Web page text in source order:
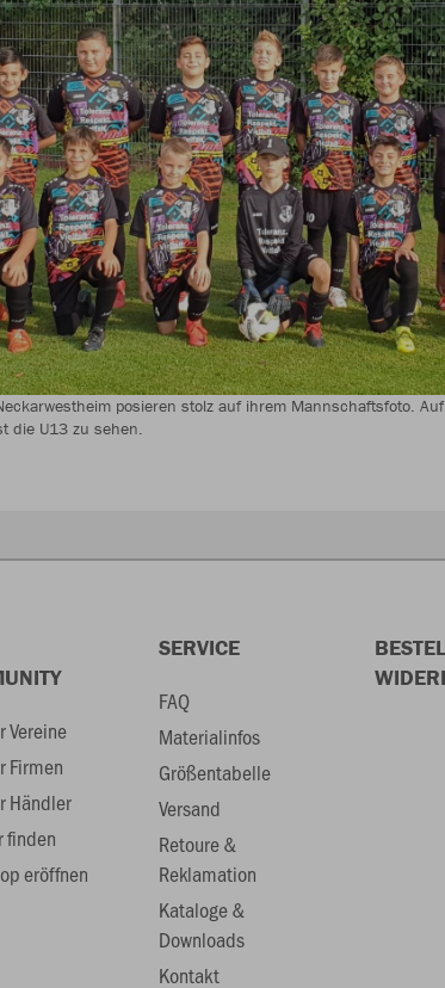
posieren stolz auf ihrem Mannschaftsfoto.
die U13 zu sehen.
Vereine
Firmen
Händler
finden
eröffnen
SERVICE
FAQ
Materialinfos
Größentabelle
Versand
Retoure &
Reklamation
Kataloge &
Downloads
Kontakt